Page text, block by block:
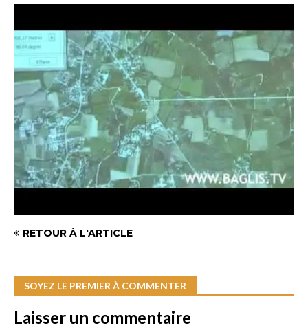
RETOUR À L'ARTICLE
SOYEZ LE PREMIER À COMMENTER
Laisser un commentaire